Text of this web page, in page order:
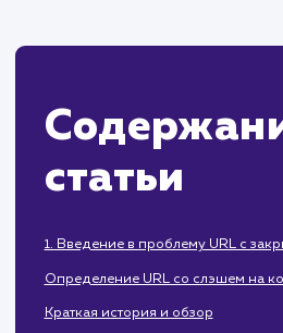
опытных веб-
статьи